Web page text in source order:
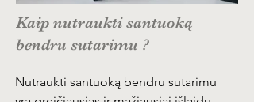
Kaip nutraukti santuoką
bendru sutarimu ?
Nutraukti santuoką bendru sutarimu